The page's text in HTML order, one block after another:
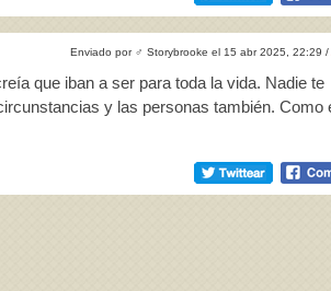
Enviado por ♂ Storybrooke el 15 abr 2025, 22:29 /
que iban a ser para toda la vida. Nadie te
y las personas también. Como